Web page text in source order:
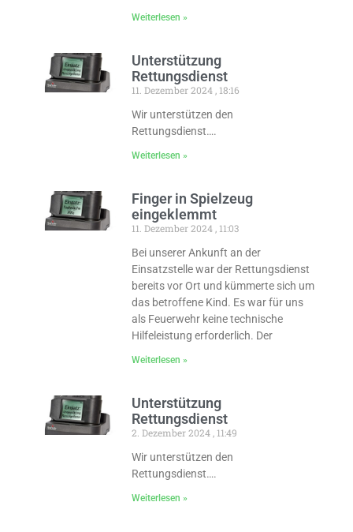
Weiterlesen »
Unterstützung
Rettungsdienst
11. Dezember 2024 18:16
Wir unterstützen den
Rettungsdienst….
Weiterlesen »
Finger in Spielzeug
eingeklemmt
11. Dezember 2024 11:03
Bei unserer Ankunft an der
Einsatzstelle war der Rettungsdienst
bereits vor Ort und kümmerte sich um
das betroffene Kind. Es war für uns
als Feuerwehr keine technische
Hilfeleistung erforderlich. Der
Weiterlesen »
Unterstützung
Rettungsdienst
2. Dezember 2024 11:49
Wir unterstützen den
Rettungsdienst….
Weiterlesen »